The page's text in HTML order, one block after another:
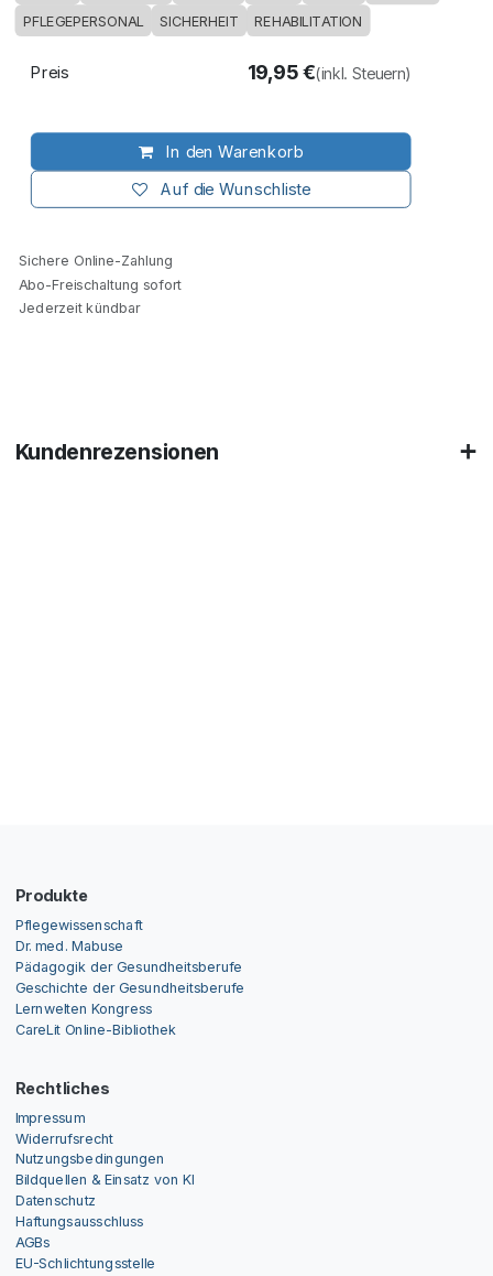
PFLEGEPERSONAL SICHERHEIT REHABILITATION
In den Warenkorb
Auf die Wunschliste
Preis 19,95€(inkl. Steuern)
Sichere Online-Zahlung
Abo-Freischaltung sofort
Jederzeit kündbar
Kundenrezensionen
Produkte
Pflegewissenschaft
Dr. med. Mabuse
Pädagogik der Gesundheitsberufe
Geschichte der Gesundheitsberufe
Lernwelten Kongress
CareLit Online-Bibliothek
Rechtliches
Impressum
Widerrufsrecht
Nutzungsbedingungen
Bildquellen & Einsatz von KI
Datenschutz
Haftungsausschluss
AGBs
EU-Schlichtungsstelle